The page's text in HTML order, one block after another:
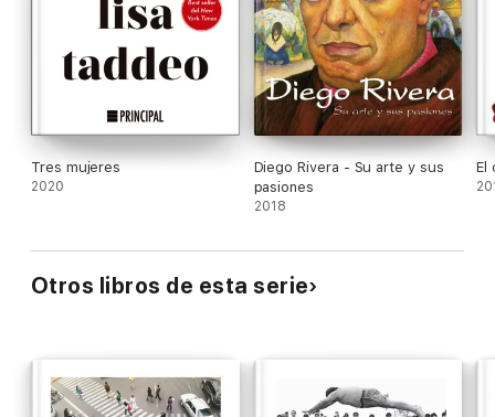
Tres mujeres
2020
Diego Rivera - Su arte y sus
pasiones
2018
El
Otros libros de esta serie